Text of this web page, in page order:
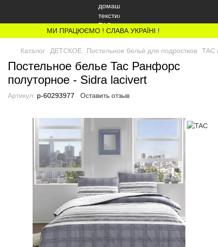
МИ ПРАЦЮЄМО ! СЛАВА УКРАЇНІ !
Каталог ДЕТСКОЕ Постельное бельё для подростков TAC
Постельное белье Tac Ранфорс
полуторное - Sidra lacivert
Артикул: p-60293977 Оставить отзыв